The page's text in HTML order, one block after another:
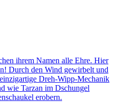
ihrem Namen alle Ehre. Hier
Durch den Wind gewirbelt und
Dreh-Wipp-Mechanik
wie Tarzan im Dschungel
erobern.